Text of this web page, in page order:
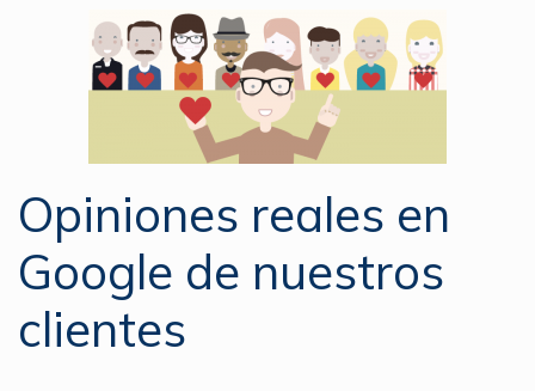
Opiniones reales en
Google de nuestros
clientes